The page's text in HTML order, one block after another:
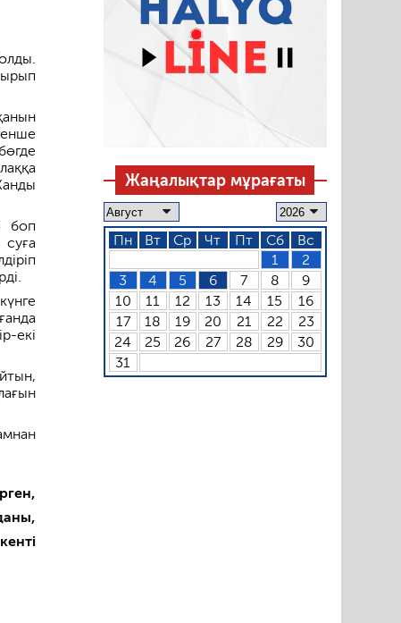
боп
екі
Жаңалықтар мұрағаты
Пн Вт Ср Чт Пт Сб
Вс
1
2
3
4 5 6 7 8
9
10
11 12 13 14 15
16
17
18 19 20 21 22
23
24
25 26 27 28 29
30
31